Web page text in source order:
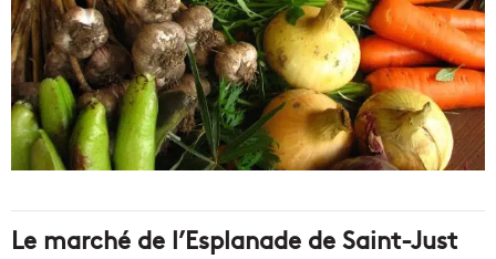
Le marché de l’Esplanade de Saint-Just